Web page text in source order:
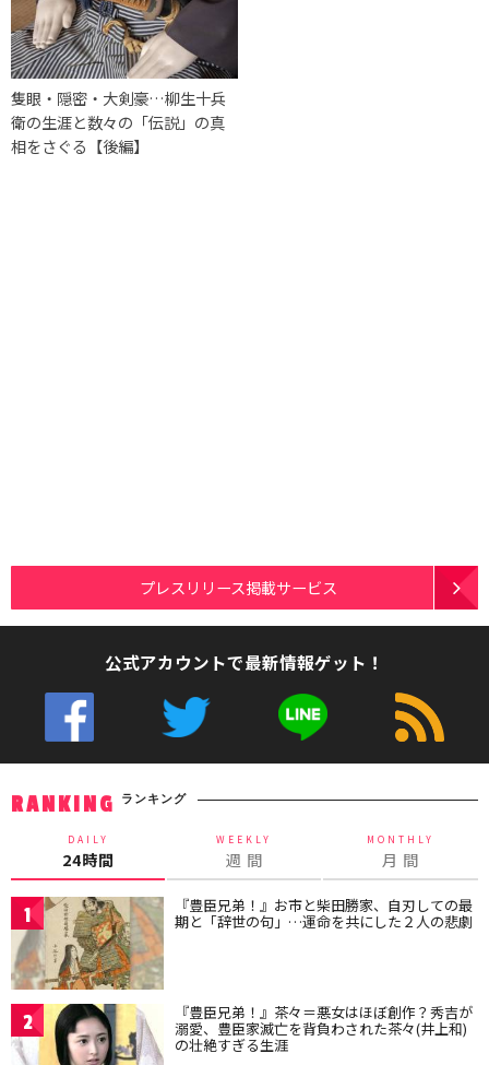
隻眼・隠密・大剣豪…柳生十兵
衛の生涯と数々の「伝説」の真
相をさぐる【後編】
プレスリリース掲載サービス
公式アカウントで最新情報ゲット！
RANKING ランキング
DAILY
24時間
WEEKLY
週 間
MONTHLY
月 間
1 『豊臣兄弟！』お市と柴田勝家、自刃しての最
期と「辞世の句」…運命を共にした２人の悲劇
2 『豊臣兄弟！』茶々＝悪女はほぼ創作？秀吉が
溺愛、豊臣家滅亡を背負わされた茶々(井上和)
の壮絶すぎる生涯